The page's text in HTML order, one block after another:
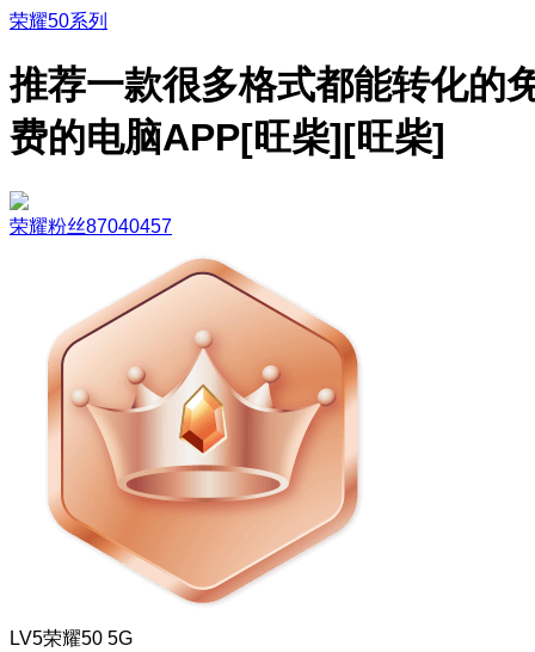
荣耀50系列
推荐一款很多格式都能转化的
费的电脑APP[旺柴][旺柴]
荣耀粉丝87040457
LV5荣耀50 5G